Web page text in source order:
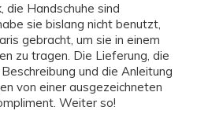
sie bislang nicht benutzt,
gebracht, um sie in einem
zu tragen. Die Lieferung, die
und die Anleitung
von einer ausgezeichneten
Weiter so!